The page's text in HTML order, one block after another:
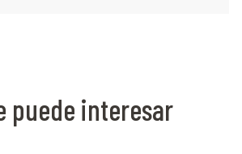
puede interesar